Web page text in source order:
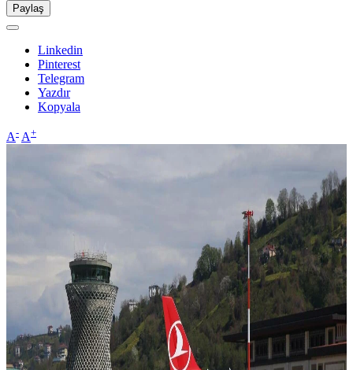
Paylaş
Linkedin
Pinterest
Telegram
Yazdır
Kopyala
A- A+